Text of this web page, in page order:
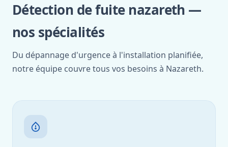
Détection de fuite nazareth —
nos spécialités
Du dépannage d'urgence à l'installation planifiée,
notre équipe couvre tous vos besoins à Nazareth.